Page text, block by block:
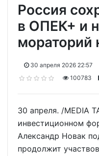
Россия
в ОПЕК+ и
мораторий
30 апреля 2026 22:57
100783
30 апреля. /MEDIA
инвестиционном
Александр Новак
продолжит